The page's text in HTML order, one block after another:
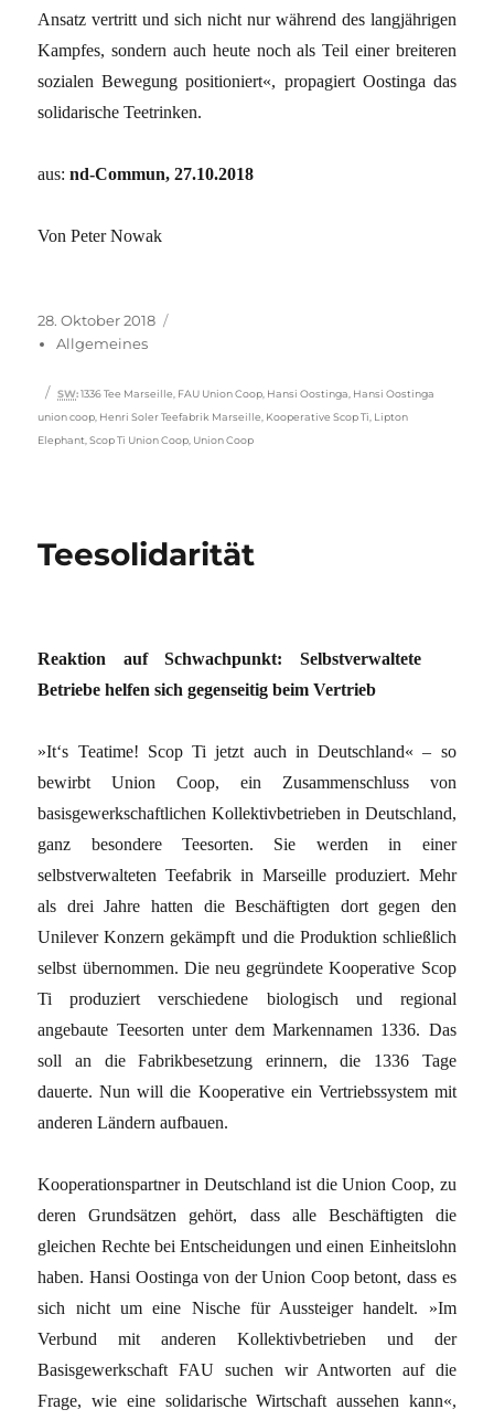
Ansatz vertritt und sich nicht nur während des langjährigen
Kampfes, sondern auch heute noch als Teil einer breiteren
sozialen Bewegung positioniert«, propagiert Oostinga das
solidarische Teetrinken.
aus: nd-Commun, 27.10.2018
Von Peter Nowak
Veröffentlicht
am
28. Oktober 2018
Allgemeines
Schlagwörter
SW: 1336 Tee Marseille FAU Union Coop Hansi Oostinga Hansi Oostinga
union coop Henri Soler Teefabrik Marseille Kooperative Scop Ti Lipton
Elephant ,Scop Ti Union Coop Union Coop
Teesolidarität
Reaktion auf Schwachpunkt: Selbstverwaltete
Betriebe helfen sich gegenseitig beim Vertrieb
»It‘s Teatime! Scop Ti jetzt auch in Deutschland« – so
bewirbt Union Coop, ein Zusammenschluss von
basisgewerkschaftlichen Kollektivbetrieben in Deutschland,
ganz besondere Teesorten. Sie werden in einer
selbstverwalteten Teefabrik in Marseille produziert. Mehr
als drei Jahre hatten die Beschäftigten dort gegen den
Unilever Konzern gekämpft und die Produktion schließlich
selbst übernommen. Die neu gegründete Kooperative Scop
Ti produziert verschiedene biologisch und regional
angebaute Teesorten unter dem Markennamen 1336. Das
soll an die Fabrikbesetzung erinnern, die 1336 Tage
dauerte. Nun will die Kooperative ein Vertriebssystem mit
anderen Ländern aufbauen.
Kooperationspartner in Deutschland ist die Union Coop, zu
deren Grundsätzen gehört, dass alle Beschäftigten die
gleichen Rechte bei Entscheidungen und einen Einheitslohn
haben. Hansi Oostinga von der Union Coop betont, dass es
sich nicht um eine Nische für Aussteiger handelt. »Im
Verbund mit anderen Kollektivbetrieben und der
Basisgewerkschaft FAU suchen wir Antworten auf die
Frage, wie eine solidarische Wirtschaft aussehen kann«,